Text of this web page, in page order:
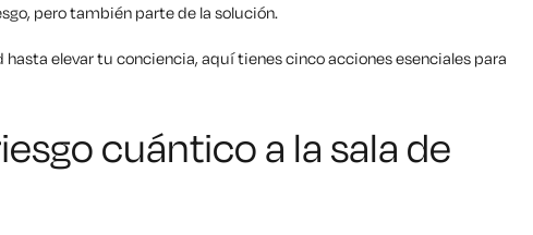
pero también parte de la solución.
elevar tu conciencia, aquí tienes cinco acciones esenciales para
cuántico a la sala de